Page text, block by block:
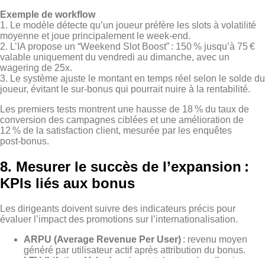
Exemple de workflow
1. Le modèle détecte qu’un joueur préfère les slots à volatilité
moyenne et joue principalement le week‑end.
2. L’IA propose un “Weekend Slot Boost” : 150 % jusqu’à 75 €
valable uniquement du vendredi au dimanche, avec un
wagering de 25x.
3. Le système ajuste le montant en temps réel selon le solde du
joueur, évitant le sur‑bonus qui pourrait nuire à la rentabilité.
Les premiers tests montrent une hausse de 18 % du taux de
conversion des campagnes ciblées et une amélioration de
12 % de la satisfaction client, mesurée par les enquêtes
post‑bonus.
8. Mesurer le succès de l’expansion :
KPIs liés aux bonus
Les dirigeants doivent suivre des indicateurs précis pour
évaluer l’impact des promotions sur l’internationalisation.
ARPU (Average Revenue Per User) : revenu moyen
généré par utilisateur actif après attribution du bonus.